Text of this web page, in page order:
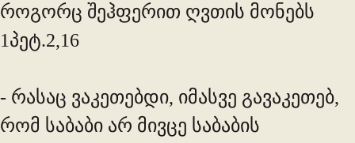
როგორც შეჰფერით ღვთის მონებს
1პეტ.2,16
- რასაც ვაკეთებდი, იმასვე გავაკეთებ,
რომ საბაბი არ მივცე საბაბის